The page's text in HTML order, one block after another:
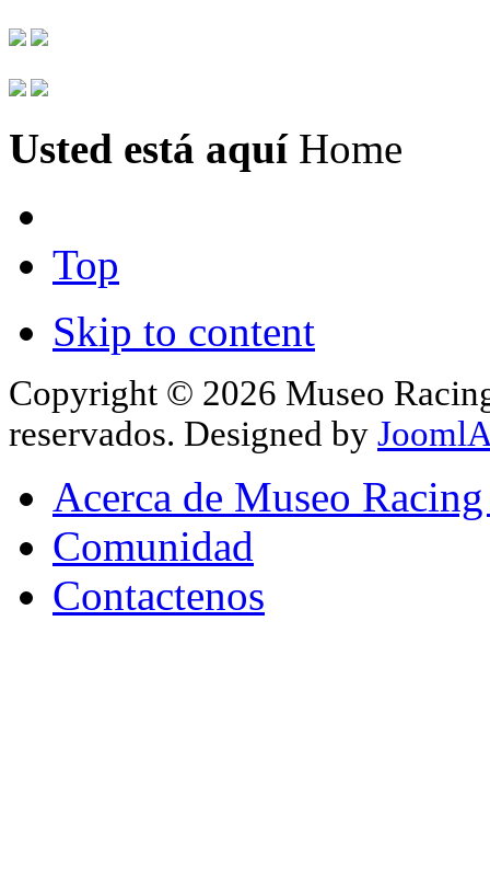
Usted está aquí Home
Top
Skip to content
Copyright © 2026 Museo
reservados. Designed by
Acerca de Museo
Comunidad
Contactenos